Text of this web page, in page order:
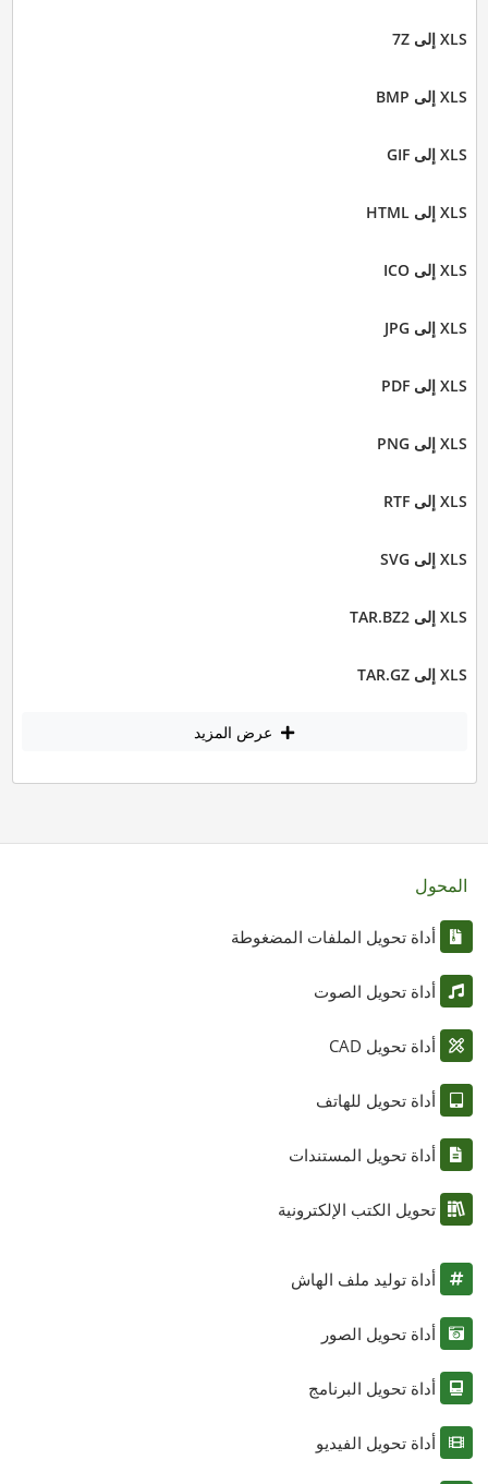
XLS إلى 7Z
XLS إلى BMP
XLS إلى GIF
XLS إلى HTML
XLS إلى ICO
XLS إلى JPG
XLS إلى PDF
XLS إلى PNG
XLS إلى RTF
XLS إلى SVG
XLS إلى TAR.BZ2
XLS إلى TAR.GZ
عرض المزيد
المحول
أداة تحويل الملفات المضغوطة
أداة تحويل الصوت
أداة تحويل CAD
أداة تحويل للهاتف
أداة تحويل المستندات
تحويل الكتب الإلكترونية
أداة توليد ملف الهاش
أداة تحويل الصور
أداة تحويل البرنامج
أداة تحويل الفيديو